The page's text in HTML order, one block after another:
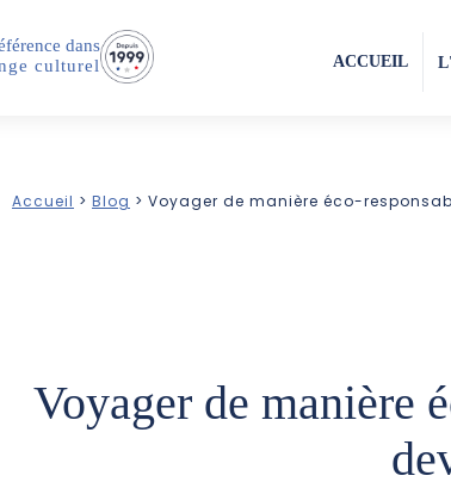
dans
culturel
ACCUEIL
ufaap
une agence
Nos conseils pour votre
Accueil > Blog > Voyager de manière éco-
Voyager de manière